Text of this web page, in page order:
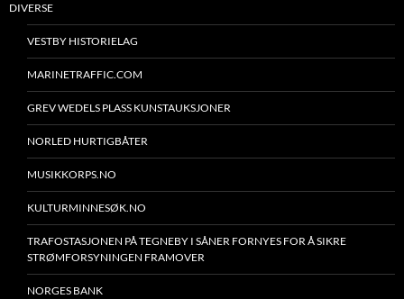
DIVERSE
VESTBY HISTORIELAG
MARINETRAFFIC.COM
GREV WEDELS PLASS KUNSTAUKSJONER
NORLED HURTIGBÅTER
MUSIKKORPS.NO
KULTURMINNESØK.NO
TRAFOSTASJONEN PÅ TEGNEBY I SÅNER FORNYES FOR Å SIKRE
STRØMFORSYNINGEN FRAMOVER
NORGES BANK